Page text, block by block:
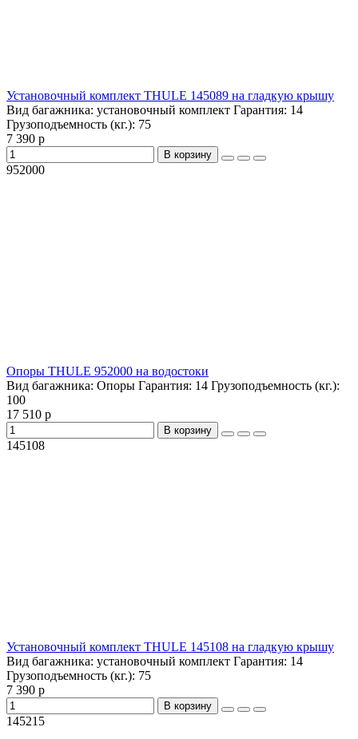
Установочный комплект THULE 145089 на гладкую крышу
Вид багажника: установочный комплект Гарантия: 14
Грузоподъемность (кг.): 75
7 390 р
В корзину
952000
Опоры THULE 952000 на водостоки
Вид багажника: Опоры Гарантия: 14 Грузоподъемность (кг.):
100
17 510 р
В корзину
145108
Установочный комплект THULE 145108 на гладкую крышу
Вид багажника: установочный комплект Гарантия: 14
Грузоподъемность (кг.): 75
7 390 р
В корзину
145215